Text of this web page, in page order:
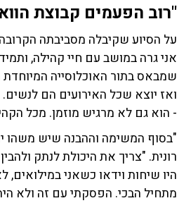
"רוב הפעמים קבוצת
על הסיוע שקיבלה מסביבתה
אני גרה במושב עם חיי קהילה,
שמבאס בתור האוכלוסייה
ואז יוצא שכל האירועים הם לנשים.
- הוא גם לא מרגיש מוזמן. מכל
"בסוף המשימה וההבנה שיש משהו
רונית. "צריך את היכולת לנתק
היו שיחות וידאו כשאני
מתחיל הבכי. הפסקתי עם זה ולא